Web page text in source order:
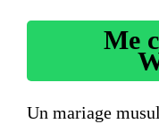
Me
Un mariage